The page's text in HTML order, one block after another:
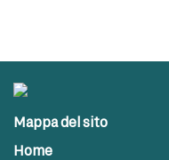
Mappa del sito
Home